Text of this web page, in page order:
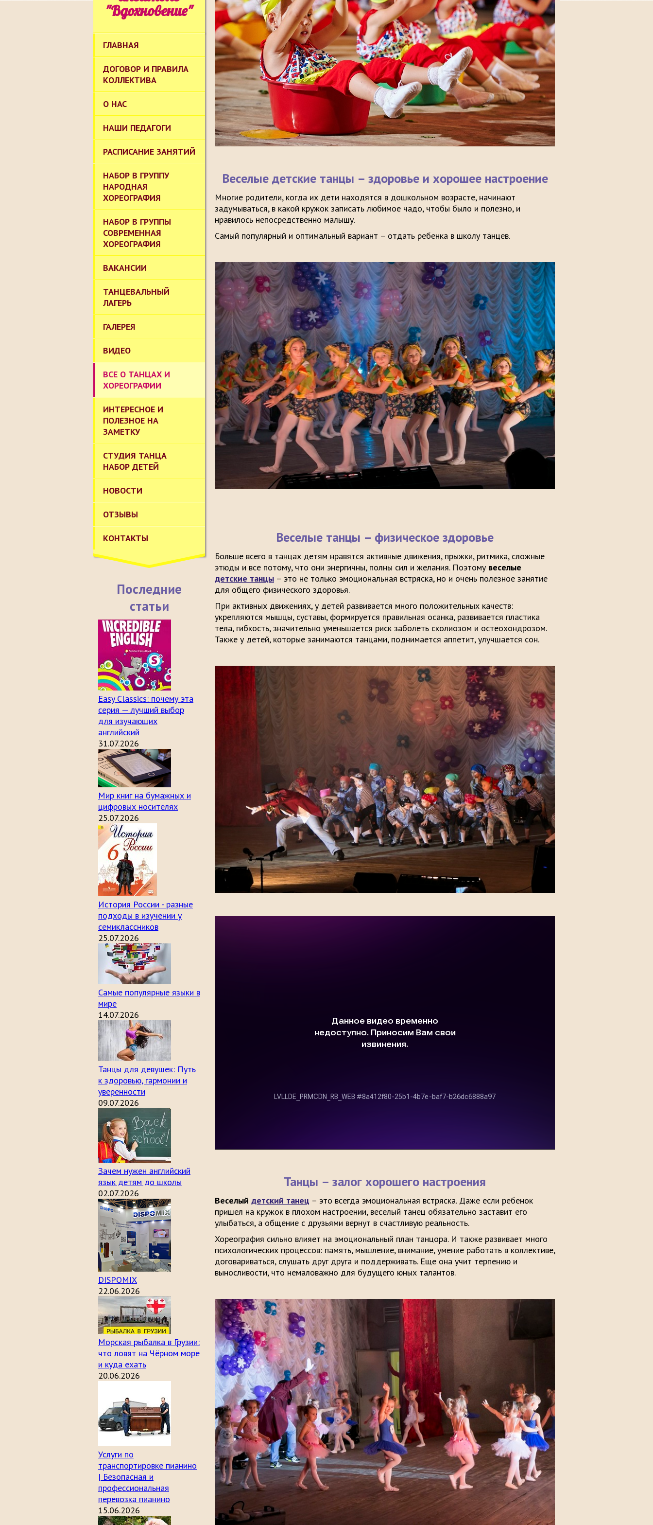
"Вдохновение"
ГЛАВНАЯ
ДОГОВОР И ПРАВИЛА
КОЛЛЕКТИВА
О НАС
НАШИ ПЕДАГОГИ
РАСПИСАНИЕ ЗАНЯТИЙ
НАБОР В ГРУППУ
НАРОДНАЯ
ХОРЕОГРАФИЯ
НАБОР В ГРУППЫ
СОВРЕМЕННАЯ
ХОРЕОГРАФИЯ
ВАКАНСИИ
ТАНЦЕВАЛЬНЫЙ
ЛАГЕРЬ
ГАЛЕРЕЯ
ВИДЕО
ВСЕ О ТАНЦАХ И
ХОРЕОГРАФИИ
ИНТЕРЕСНОЕ И
ПОЛЕЗНОЕ НА
ЗАМЕТКУ
СТУДИЯ ТАНЦА
НАБОР ДЕТЕЙ
НОВОСТИ
ОТЗЫВЫ
КОНТАКТЫ
Последние
статьи
Easy Classics: почему эта
серия — лучший выбор
для изучающих
английский
31.07.2026
Мир книг на бумажных и
цифровых носителях
25.07.2026
История России - разные
подходы в изучении у
семиклассников
25.07.2026
Самые популярные языки в
мире
14.07.2026
Танцы для девушек: Путь
к здоровью, гармонии и
уверенности
09.07.2026
Зачем нужен английский
язык детям до школы
02.07.2026
DISPOMIX
22.06.2026
Морская рыбалка в Грузии:
что ловят на Чёрном море
и куда ехать
20.06.2026
Услуги по
транспортировке пианино
| Безопасная и
профессиональная
перевозка пианино
15.06.2026
Веселые детские танцы – здоровье и хорошее настроение
Многие родители, когда их дети находятся в дошкольном возрасте, начинают
задумываться, в какой кружок записать любимое чадо, чтобы было и полезно, и
нравилось непосредственно малышу.
Самый популярный и оптимальный вариант – отдать ребенка в школу танцев.
Веселые танцы – физическое здоровье
Больше всего в танцах детям нравятся активные движения, прыжки, ритмика, сложные
этюды и все потому, что они энергичны, полны сил и желания. Поэтому веселые
детские танцы – это не только эмоциональная встряска, но и очень полезное занятие
для общего физического здоровья.
При активных движениях, у детей развивается много положительных качеств:
укрепляются мышцы, суставы, формируется правильная осанка, развивается пластика
тела, гибкость, значительно уменьшается риск заболеть сколиозом и остеохондрозом.
Также у детей, которые занимаются танцами, поднимается аппетит, улучшается сон.
Танцы – залог хорошего настроения
Веселый детский танец – это всегда эмоциональная встряска. Даже если ребенок
пришел на кружок в плохом настроении, веселый танец обязательно заставит его
улыбаться, а общение с друзьями вернут в счастливую реальность.
Хореография сильно влияет на эмоциональный план танцора. И также развивает много
психологических процессов: память, мышление, внимание, умение работать в коллективе,
договариваться, слушать друг друга и поддерживать. Еще она учит терпению и
выносливости, что немаловажно для будущего юных талантов.